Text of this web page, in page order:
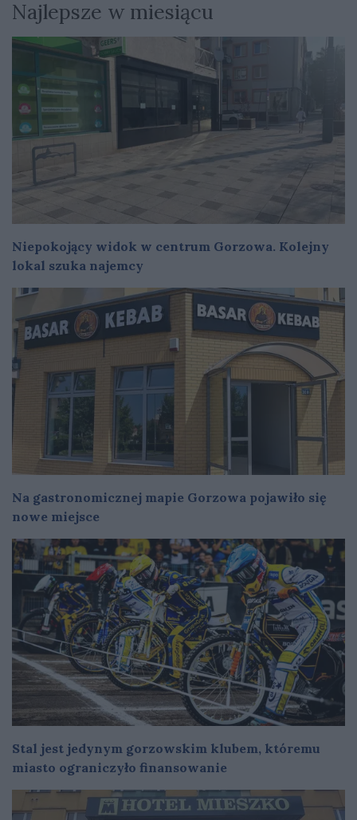
Najlepsze w miesiącu
Niepokojący widok w centrum Gorzowa. Kolejny
lokal szuka najemcy
Na gastronomicznej mapie Gorzowa pojawiło się
nowe miejsce
Stal jest jedynym gorzowskim klubem, któremu
miasto ograniczyło finansowanie